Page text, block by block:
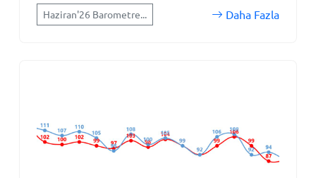
Haziran'26 Barometre... Daha Fazla